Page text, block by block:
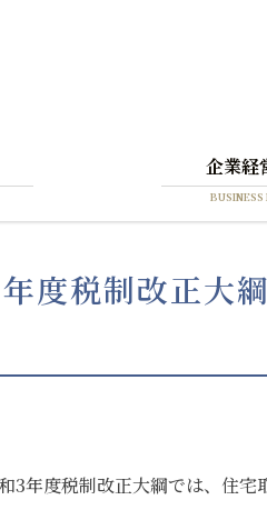
企業経
度税制改正大
3年度税制改正大綱では、住